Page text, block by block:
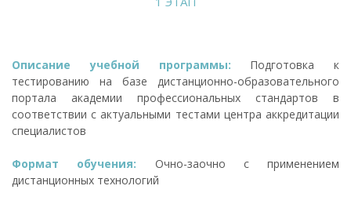
Описание учебной программы: Подготовка к
тестированию на базе дистанционно-образовательного
портала академии профессиональных стандартов в
соответствии с актуальными тестами центра аккредитации
специалистов
Формат обучения: Очно-заочно с применением
дистанционных технологий